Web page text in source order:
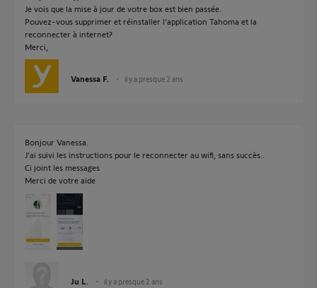
Je vois que la mise à jour de votre box est bien passée.
Pouvez-vous supprimer et réinstaller l'application Tahoma et la
reconnecter à internet?
Merci,
Vanessa F. il y a presque 2 ans
Bonjour Vanessa.
J'ai suivi les instructions pour le reconnecter au wifi, sans succès..
Ci joint les messages
Merci de votre aide
Ju L. il y a presque 2 ans